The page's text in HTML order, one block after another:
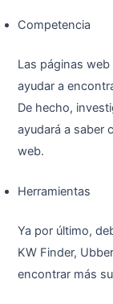
Competencia
Las páginas
ayudar a
De hecho,
ayudará a saber
web.
Herramientas
Ya por último,
KW Finder,
encontrar más